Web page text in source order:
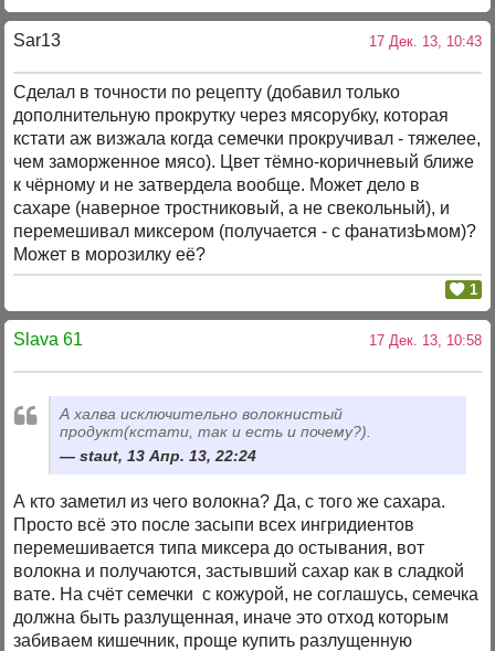
Sar13 17 Дек. 13, 10:43
Сделал в точности по рецепту (добавил только
дополнительную прокрутку через мясорубку, которая
кстати аж визжала когда семечки прокручивал - тяжелее,
чем заморженное мясо). Цвет тёмно-коричневый ближе
к чёрному и не затвердела вообще. Может дело в
сахаре (наверное тростниковый, а не свекольный), и
перемешивал миксером (получается - с фанатизЬмом)?
Может в морозилку её?
1
Slava 61 17 Дек. 13, 10:58
А халва исключительно волокнистый
продукт(кстати, так и есть и почему?).
staut, 13 Апр. 13, 22:24
А кто заметил из чего волокна? Да, с того же сахара.
Просто всё это после засыпи всех ингридиентов
перемешивается типа миксера до остывания, вот
волокна и получаются, застывший сахар как в сладкой
вате. На счёт семечки с кожурой, не соглашусь, семечка
должна быть разлущенная, иначе это отход которым
забиваем кишечник, проще купить разлущенную